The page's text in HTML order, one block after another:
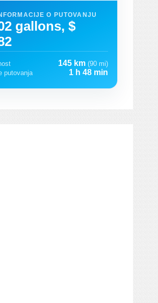
O PUTOVANJU
gallons, $
145 km (90 mi)
putovanja
1 h 48 min